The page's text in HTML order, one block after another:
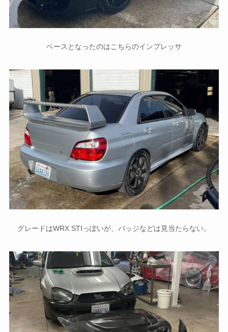
ベースとなったのはこちらのインプレッサ
グレードはWRX STIっぽいが、バッジなどは見当たらない。